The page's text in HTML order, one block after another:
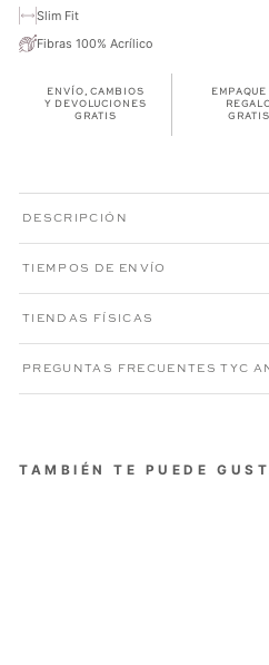
Slim Fit
Fibras 100% Acrílico
ENVÍO, CAMBIOS
Y DEVOLUCIONES
GRATIS
EMPAQUE
GRATIS
DESCRIPCIÓN
TIEMPOS DE ENVÍO
TIENDAS FÍSICAS
PREGUNTAS FRECUENTES TYC
TAMBIÉN TE PUEDE